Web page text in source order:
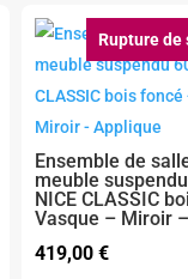
Rupture de
Ensemble de
meuble
NICE CLASSIC
Vasque – Miroir
419,00€